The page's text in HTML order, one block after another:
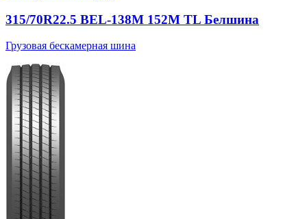
315/70R22.5 BEL-138М 152M TL Белшина
Грузовая бескамерная шина